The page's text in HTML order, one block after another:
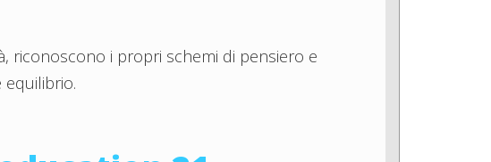
riconoscono i propri schemi di pensiero e